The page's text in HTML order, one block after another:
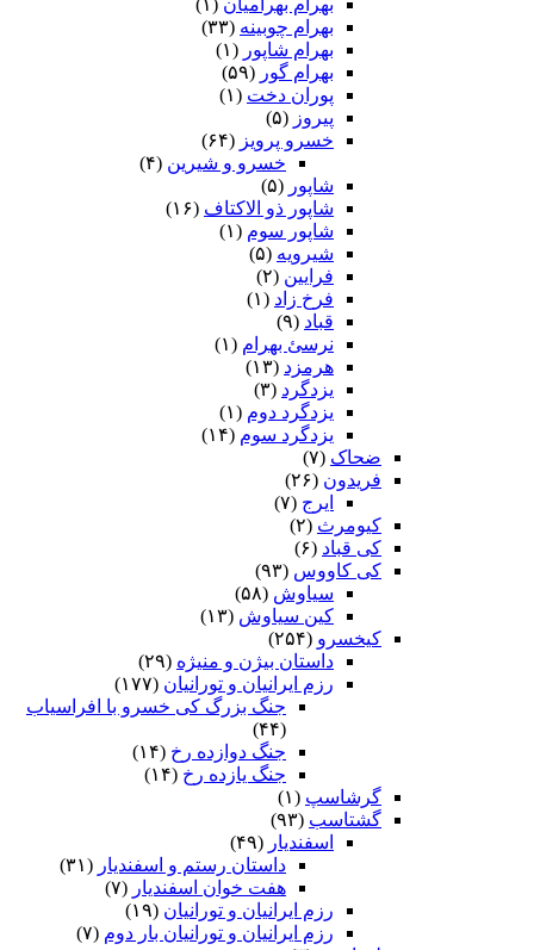
بهرام چوبینه (۳۳)
بهرام شاپور (۱)
بهرام گور (۵۹)
پوران دخت (۱)
پیروز (۵)
خسرو پرویز (۶۴)
خسرو و شیرین (۴)
شاپور (۵)
شاپور ذو الاکتاف (۱۶)
شاپور سوم‏ (۱)
شیرویه (۵)
فرایین (۲)
فرخ زاد (۱)
قباد (۹)
نرسئ بهرام‏ (۱)
هرمزد (۱۳)
یزدگرد (۳)
یزدگرد دوم (۱)
یزدگرد سوم (۱۴)
ضحاک (۷)
فریدون (۲۶)
ایرج (۷)
کیومرث (۲)
کی قباد (۶)
کی کاووس (۹۳)
سیاوش (۵۸)
کین سیاوش (۱۳)
کیخسرو (۲۵۴)
داستان بیژن و منیژه (۲۹)
رزم ایرانیان و تورانیان (۱۷۷)
جنگ بزرگ کی خسرو با افراسیاب
(۴۴)
جنگ دوازده رخ (۱۴)
جنگ یازده رخ (۱۴)
گرشاسپ (۱)
گشتاسب (۹۳)
اسفندیار (۴۹)
داستان رستم و اسفندیار (۳۱)
هفت خوان اسفندیار (۷)
رزم ایرانیان و تورانیان (۱۹)
رزم ایرانیان و تورانیان بار دوم (۷)